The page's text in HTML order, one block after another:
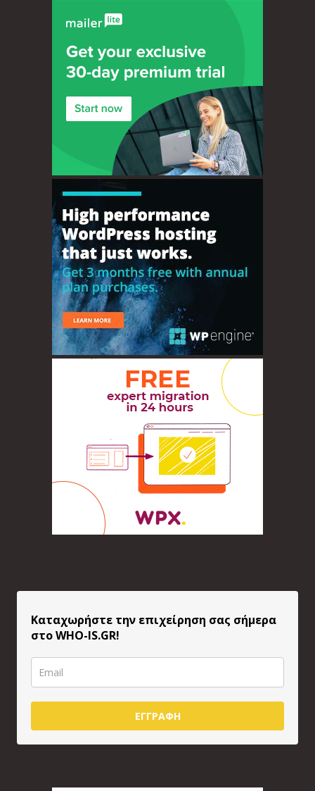
Καταχωρήστε την επιχείρηση σας σήμερα
στο WHO-IS.GR!
ΕΓΓΡΑΦΗ